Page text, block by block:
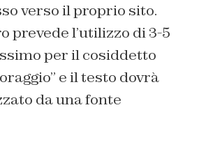
verso il proprio sito.
prevede l’utilizzo di 3-5
per il cosiddetto
e il testo dovrà
da una fonte